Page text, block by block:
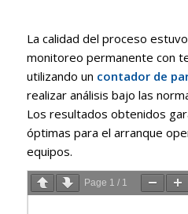
La calidad del proceso
monitoreo permanente con
utilizando un contador de
realizar análisis bajo las
Los resultados obtenidos
óptimas para el arranque
equipos.
Page 1 / 1